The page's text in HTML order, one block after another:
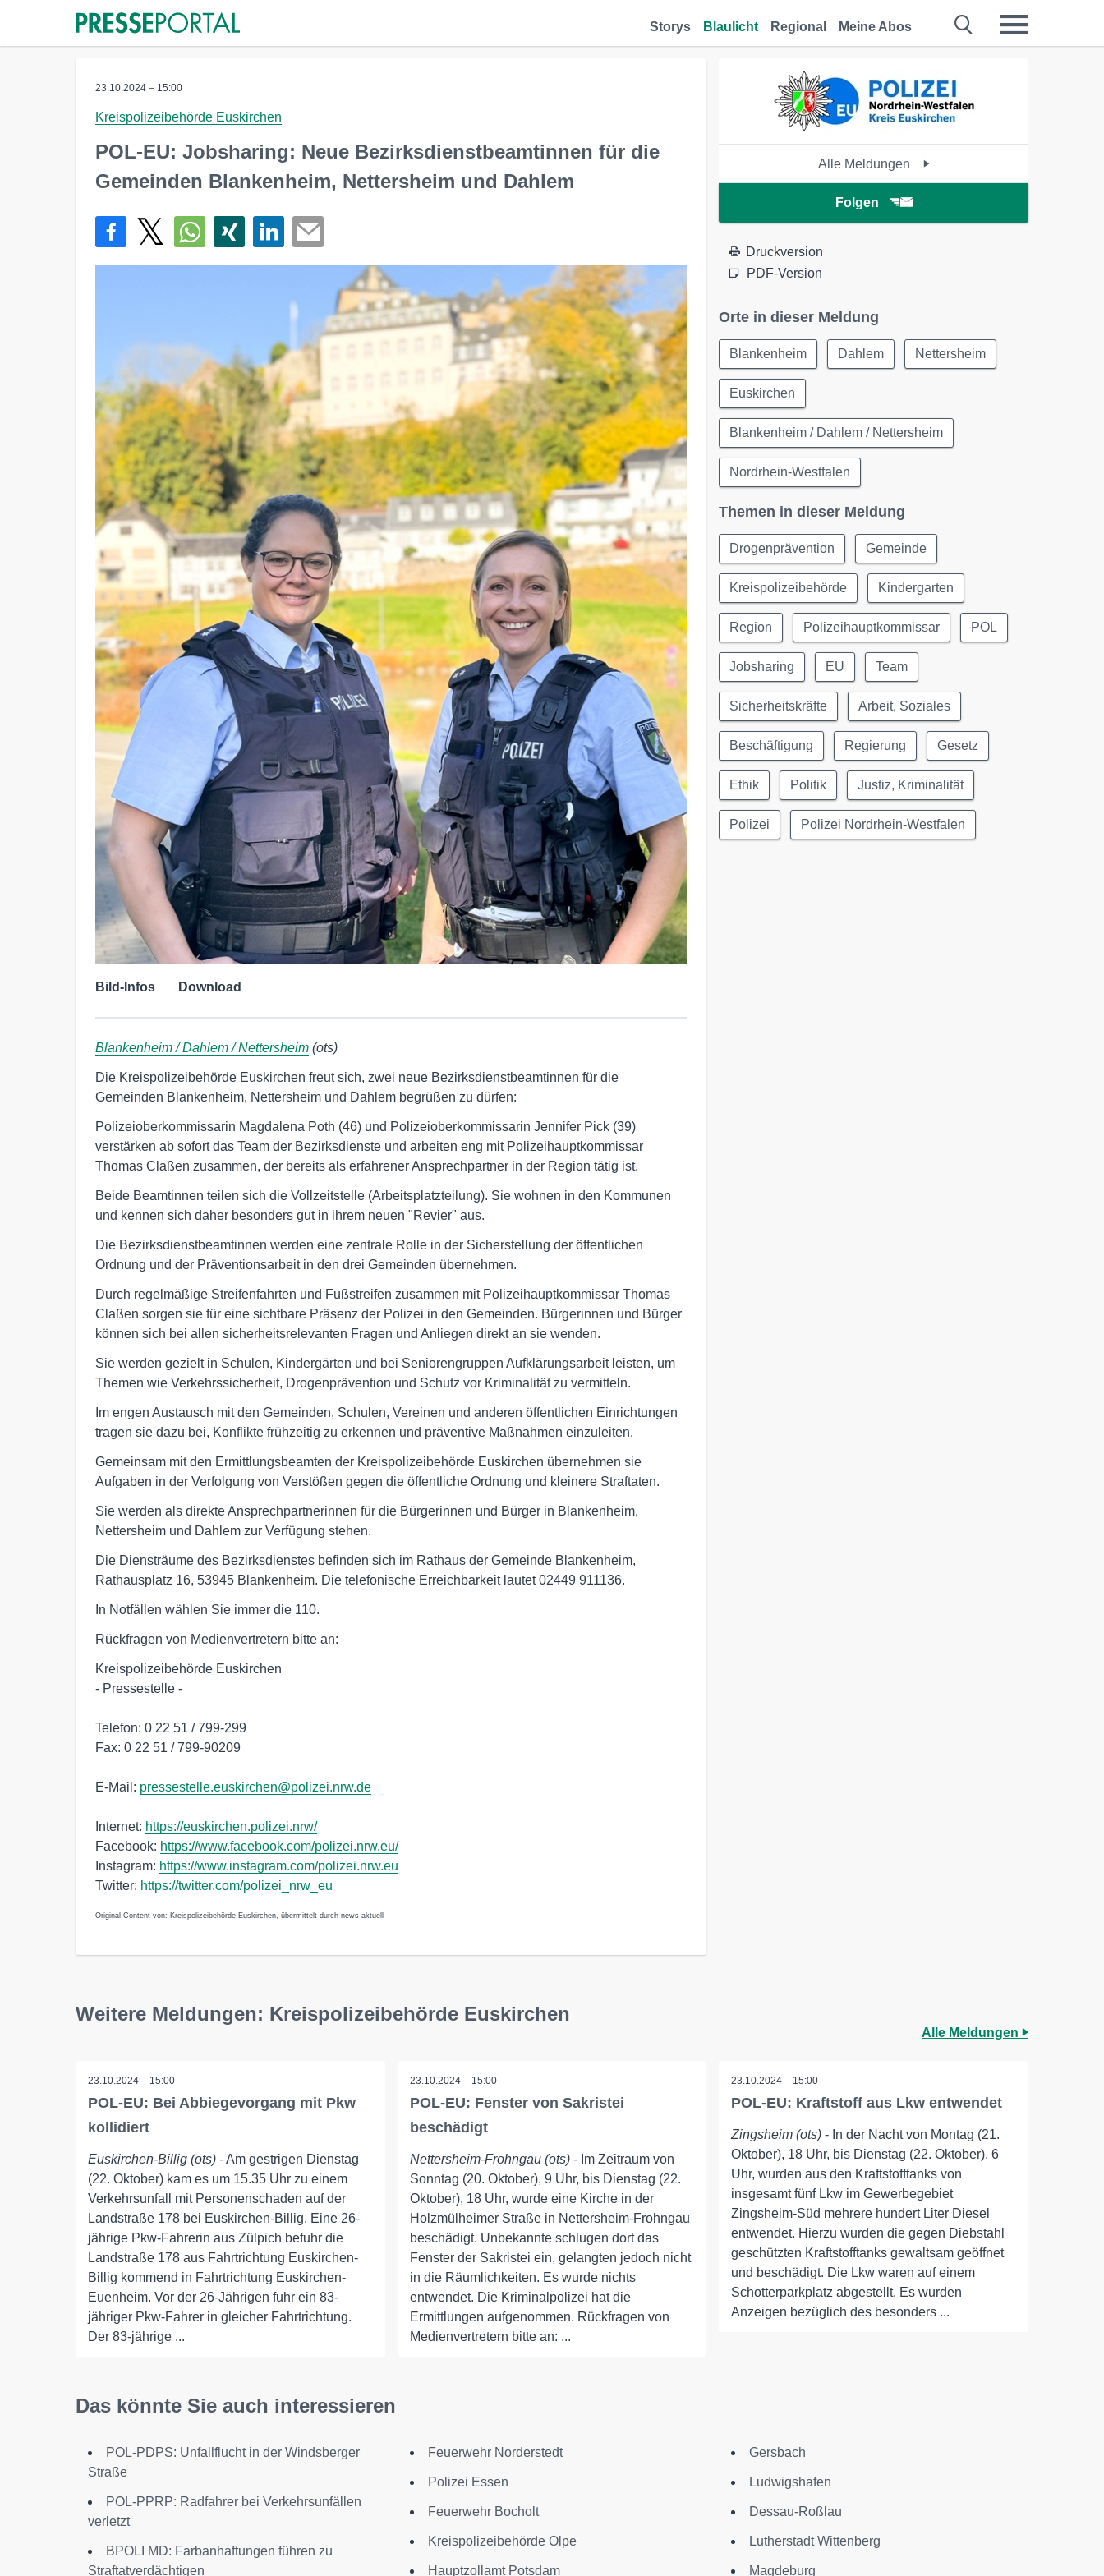
Storys Blaulicht Regional Meine Abos
23.10.2024 – 15:00
Kreispolizeibehörde Euskirchen
POL-EU: Jobsharing: Neue Bezirksdienstbeamtinnen für die
Gemeinden Blankenheim, Nettersheim und Dahlem
Bild-Infos Download
Blankenheim / Dahlem / Nettersheim (ots)
Die Kreispolizeibehörde Euskirchen freut sich, zwei neue Bezirksdienstbeamtinnen für die
Gemeinden Blankenheim, Nettersheim und Dahlem begrüßen zu dürfen:
Polizeioberkommissarin Magdalena Poth (46) und Polizeioberkommissarin Jennifer Pick (39)
verstärken ab sofort das Team der Bezirksdienste und arbeiten eng mit Polizeihauptkommissar
Thomas Claßen zusammen, der bereits als erfahrener Ansprechpartner in der Region tätig ist.
Beide Beamtinnen teilen sich die Vollzeitstelle (Arbeitsplatzteilung). Sie wohnen in den Kommunen
und kennen sich daher besonders gut in ihrem neuen "Revier" aus.
Die Bezirksdienstbeamtinnen werden eine zentrale Rolle in der Sicherstellung der öffentlichen
Ordnung und der Präventionsarbeit in den drei Gemeinden übernehmen.
Durch regelmäßige Streifenfahrten und Fußstreifen zusammen mit Polizeihauptkommissar Thomas
Claßen sorgen sie für eine sichtbare Präsenz der Polizei in den Gemeinden. Bürgerinnen und Bürger
können sich bei allen sicherheitsrelevanten Fragen und Anliegen direkt an sie wenden.
Sie werden gezielt in Schulen, Kindergärten und bei Seniorengruppen Aufklärungsarbeit leisten, um
Themen wie Verkehrssicherheit, Drogenprävention und Schutz vor Kriminalität zu vermitteln.
Im engen Austausch mit den Gemeinden, Schulen, Vereinen und anderen öffentlichen Einrichtungen
tragen sie dazu bei, Konflikte frühzeitig zu erkennen und präventive Maßnahmen einzuleiten.
Gemeinsam mit den Ermittlungsbeamten der Kreispolizeibehörde Euskirchen übernehmen sie
Aufgaben in der Verfolgung von Verstößen gegen die öffentliche Ordnung und kleinere Straftaten.
Sie werden als direkte Ansprechpartnerinnen für die Bürgerinnen und Bürger in Blankenheim,
Nettersheim und Dahlem zur Verfügung stehen.
Die Diensträume des Bezirksdienstes befinden sich im Rathaus der Gemeinde Blankenheim,
Rathausplatz 16, 53945 Blankenheim. Die telefonische Erreichbarkeit lautet 02449 911136.
In Notfällen wählen Sie immer die 110.
Rückfragen von Medienvertretern bitte an:
Kreispolizeibehörde Euskirchen
- Pressestelle -
Telefon: 0 22 51 / 799-299
Fax: 0 22 51 / 799-90209
E-Mail: pressestelle.euskirchen@polizei.nrw.de
Internet: https://euskirchen.polizei.nrw/
Facebook: https://www.facebook.com/polizei.nrw.eu/
Instagram: https://www.instagram.com/polizei.nrw.eu
Twitter: https://twitter.com/polizei_nrw_eu
Original-Content von: Kreispolizeibehörde Euskirchen, übermittelt durch news aktuell
Alle Meldungen
Folgen
Druckversion
PDF-Version
Orte in dieser Meldung
Blankenheim Dahlem Nettersheim
Euskirchen
Blankenheim / Dahlem / Nettersheim
Nordrhein-Westfalen
Themen in dieser Meldung
Drogenprävention Gemeinde
Kreispolizeibehörde Kindergarten
Region Polizeihauptkommissar POL
Jobsharing EU Team
Sicherheitskräfte Arbeit, Soziales
Beschäftigung Regierung Gesetz
Ethik Politik Justiz, Kriminalität
Polizei Polizei Nordrhein-Westfalen
Weitere Meldungen: Kreispolizeibehörde Euskirchen
Alle Meldungen
23.10.2024 – 15:00
POL-EU: Bei Abbiegevorgang mit Pkw
kollidiert
Euskirchen-Billig (ots) - Am gestrigen Dienstag
(22. Oktober) kam es um 15.35 Uhr zu einem
Verkehrsunfall mit Personenschaden auf der
Landstraße 178 bei Euskirchen-Billig. Eine 26-
jährige Pkw-Fahrerin aus Zülpich befuhr die
Landstraße 178 aus Fahrtrichtung Euskirchen-
Billig kommend in Fahrtrichtung Euskirchen-
Euenheim. Vor der 26-Jährigen fuhr ein 83-
jähriger Pkw-Fahrer in gleicher Fahrtrichtung.
Der 83-jährige ...
23.10.2024 – 15:00
POL-EU: Fenster von Sakristei
beschädigt
Nettersheim-Frohngau (ots)- Im Zeitraum von
Sonntag (20. Oktober), 9 Uhr, bis Dienstag (22.
Oktober), 18 Uhr, wurde eine Kirche in der
Holzmülheimer Straße in Nettersheim-Frohngau
beschädigt. Unbekannte schlugen dort das
Fenster der Sakristei ein, gelangten jedoch nicht
in die Räumlichkeiten. Es wurde nichts
entwendet. Die Kriminalpolizei hat die
Ermittlungen aufgenommen. Rückfragen von
Medienvertretern bitte an: ...
23.10.2024 – 15:00
POL-EU: Kraftstoff aus Lkw entwendet
Zingsheim (ots) - In der Nacht von Montag (21.
Oktober), 18 Uhr, bis Dienstag (22. Oktober), 6
Uhr, wurden aus den Kraftstofftanks von
insgesamt fünf Lkw im Gewerbegebiet
Zingsheim-Süd mehrere hundert Liter Diesel
entwendet. Hierzu wurden die gegen Diebstahl
geschützten Kraftstofftanks gewaltsam geöffnet
und beschädigt. Die Lkw waren auf einem
Schotterparkplatz abgestellt. Es wurden
Anzeigen bezüglich des besonders ...
Das könnte Sie auch interessieren
POL-PDPS: Unfallflucht in der Windsberger
Straße
POL-PPRP: Radfahrer bei Verkehrsunfällen
verletzt
BPOLI MD: Farbanhaftungen führen zu
Straftatverdächtigen
Feuerwehr Norderstedt
Polizei Essen
Feuerwehr Bocholt
Kreispolizeibehörde Olpe
Hauptzollamt Potsdam
Gersbach
Ludwigshafen
Dessau-Roßlau
Lutherstadt Wittenberg
Magdeburg